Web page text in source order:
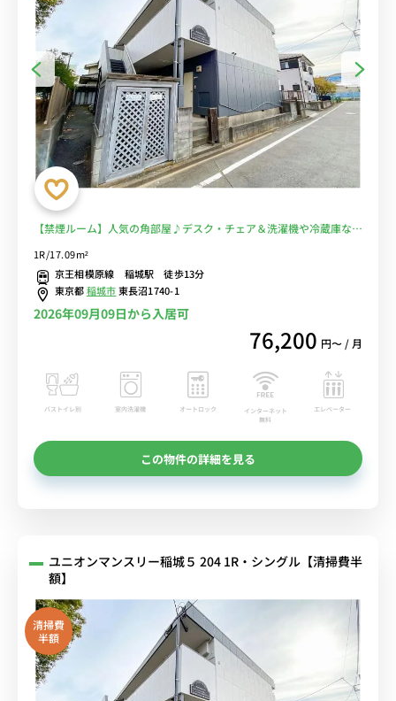
【禁煙ルーム】人気の角部屋♪デスク・チェア＆洗濯機や冷蔵庫など
イレクトアクセスも♪稲城駅前から駒沢女子大学へバス通学■選べる
Wi-Fi格安レンタル中！
1R/17.09m²
京王相模原線 稲城駅 徒歩13分
東京都稲城市東長沼1740-1
2026年09月09日から入居可
76,200 円〜 / 月
バストイレ別 室内洗濯機 オートロック
インターネット
無料
エレベーター
この物件の詳細を見る
ユニオンマンスリー稲城５ 204 1R・シングル【清掃費半
額】
清掃費
半額